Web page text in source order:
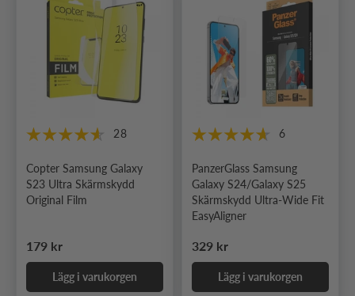
28
Copter Samsung Galaxy
S23 Ultra Skärmskydd
Original Film
Ordinarie pris
179 kr
Lägg i varukorgen
6
PanzerGlass Samsung
Galaxy S24/Galaxy S25
Skärmskydd Ultra-Wide Fit
EasyAligner
Ordinarie pris
329 kr
Lägg i varukorgen